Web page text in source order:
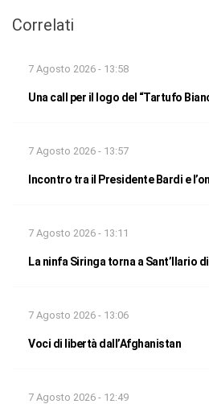
Correlati
7 Agosto 2026 - 13:58
Una call per il logo del “Tartufo
7 Agosto 2026 - 13:57
Incontro tra il Presidente Bardi e
7 Agosto 2026 - 13:11
La ninfa Siringa torna a Sant’Ilario
7 Agosto 2026 - 13:06
Voci di libertà dall’Afghanistan
7 Agosto 2026 - 12:49